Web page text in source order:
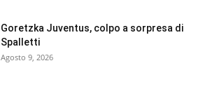
Goretzka Juventus, colpo a sorpresa di
Spalletti
Agosto 9, 2026